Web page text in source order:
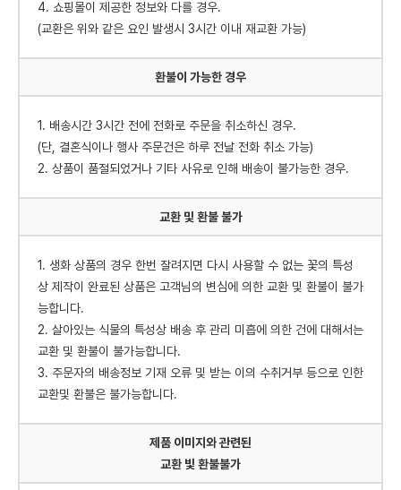
4. 쇼핑몰이 제공한 정보와 다를 경우.
(교환은 위와 같은 요인 발생시 3시간 이내 재교환 가능)
환불이 가능한 경우
1. 배송시간 3시간 전에 전화로 주문을 취소하신 경우.
(단, 결혼식이나 행사 주문건은 하루 전날 전화 취소 가능)
2. 상품이 품절되었거나 기타 사유로 인해 배송이 불가능한 경우.
교환 및 환불 불가
1. 생화 상품의 경우 한번 잘려지면 다시 사용할 수 없는 꽃의 특성
상 제작이 완료된 상품은 고객님의 변심에 의한 교환 및 환불이 불가
능합니다.
2. 살아있는 식물의 특성상 배송 후 관리 미흡에 의한 건에 대해서는
교환 및 환불이 불가능합니다.
3. 주문자의 배송정보 기재 오류 및 받는 이의 수취거부 등으로 인한
교환및 환불은 불가능합니다.
제품 이미지와 관련된
교환 빛 환불불가